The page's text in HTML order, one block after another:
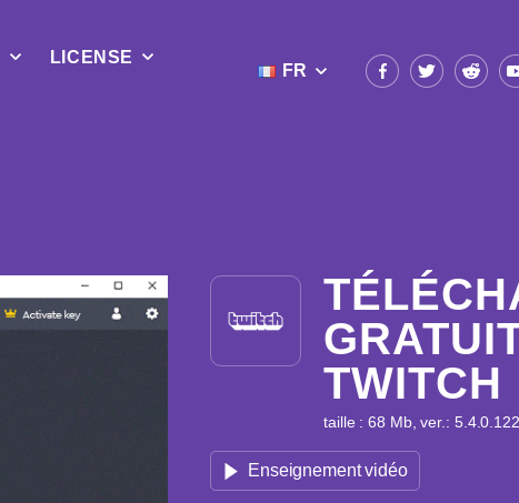
LICENSE
FR
TWITCH
taille : 68 Mb, ver.:
Enseignement vidéo